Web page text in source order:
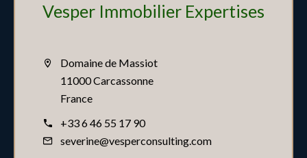
Vesper Immobilier Expertises
Domaine de Massiot
11000 Carcassonne
France
+33 6 46 55 17 90
severine@vesperconsulting.com